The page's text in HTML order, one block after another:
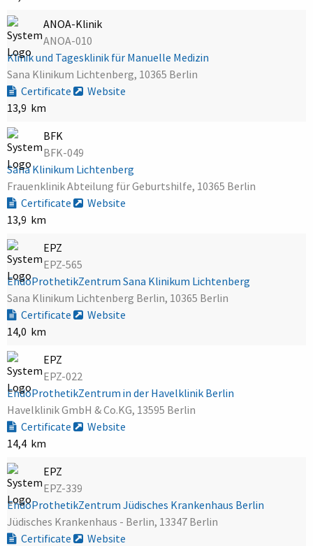
ANOA-Klinik
ANOA-010
Klinik und Tagesklinik für Manuelle Medizin
Sana Klinikum Lichtenberg, 10365 Berlin
Certificate
Website
13,9 km
BFK
BFK-049
Sana Klinikum Lichtenberg
Frauenklinik Abteilung für Geburtshilfe, 10365 Berlin
Certificate
Website
13,9 km
EPZ
EPZ-565
EndoProthetikZentrum Sana Klinikum Lichtenberg
Sana Klinikum Lichtenberg Berlin, 10365 Berlin
Certificate
Website
14,0 km
EPZ
EPZ-022
EndoProthetikZentrum in der Havelklinik Berlin
Havelklinik GmbH & Co.KG, 13595 Berlin
Certificate
Website
14,4 km
EPZ
EPZ-339
EndoProthetikZentrum Jüdisches Krankenhaus Berlin
Jüdisches Krankenhaus - Berlin, 13347 Berlin
Certificate
Website